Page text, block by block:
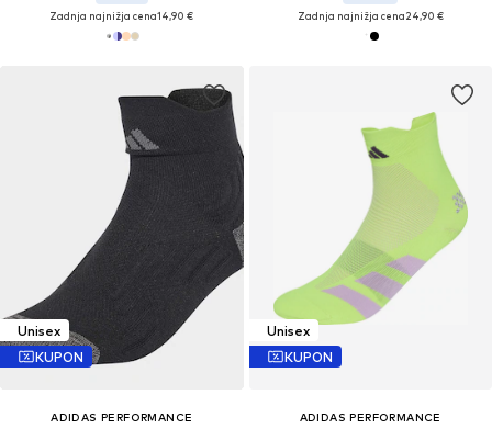
Zadnja najnižja cena14,90 € Zadnja najnižja cena24,90 €
Unisex
KUPON
ADIDAS PERFORMANCE
Unisex
KUPON
ADIDAS PERFORMANCE